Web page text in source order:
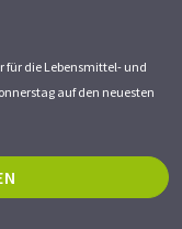
für die Lebensmittel- und
auf den neuesten